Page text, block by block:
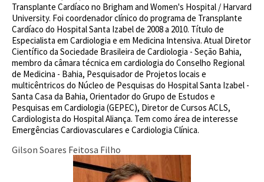
Transplante Cardíaco no Brigham and Women's Hospital / Harvard
University. Foi coordenador clínico do programa de Transplante
Cardíaco do Hospital Santa Izabel de 2008 a 2010. Título de
Especialista em Cardiologia e em Medicina Intensiva. Atual Diretor
Científico da Sociedade Brasileira de Cardiologia - Seção Bahia,
membro da câmara técnica em cardiologia do Conselho Regional
de Medicina - Bahia, Pesquisador de Projetos locais e
multicêntricos do Núcleo de Pesquisas do Hospital Santa Izabel -
Santa Casa da Bahia, Orientador do Grupo de Estudos e
Pesquisas em Cardiologia (GEPEC), Diretor de Cursos ACLS,
Cardiologista do Hospital Aliança. Tem como área de interesse
Emergências Cardiovasculares e Cardiologia Clínica.
Gilson Soares Feitosa Filho